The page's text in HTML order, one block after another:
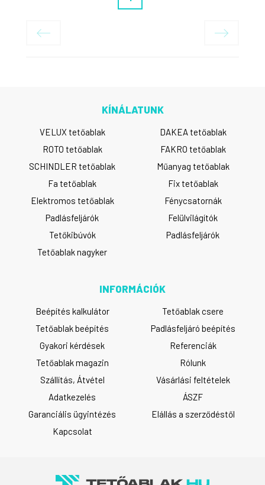
KÍNÁLATUNK
VELUX tetőablak
DAKEA tetőablak
ROTO tetőablak
FAKRO tetőablak
SCHINDLER tetőablak
Műanyag tetőablak
Fa tetőablak
Fix tetőablak
Elektromos tetőablak
Fénycsatornák
Padlásfeljárók
Felülvilágítók
Tetőkibúvók
Padlásfeljárók
Tetőablak nagyker
INFORMÁCIÓK
Beépítés kalkulátor
Tetőablak csere
Tetőablak beépítés
Padlásfeljáró beépítés
Gyakori kérdések
Referenciák
Tetőablak magazin
Rólunk
Szállítás, Átvétel
Vásárlási feltételek
Adatkezelés
ÁSZF
Garanciális ügyintézés
Elállás a szerződéstől
Kapcsolat